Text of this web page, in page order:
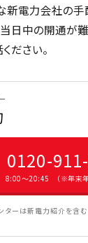
電力会社の手
日中の開通が難
ださい。
0120-
8:00〜20:45 （※年末年
ターは新電力紹介を含